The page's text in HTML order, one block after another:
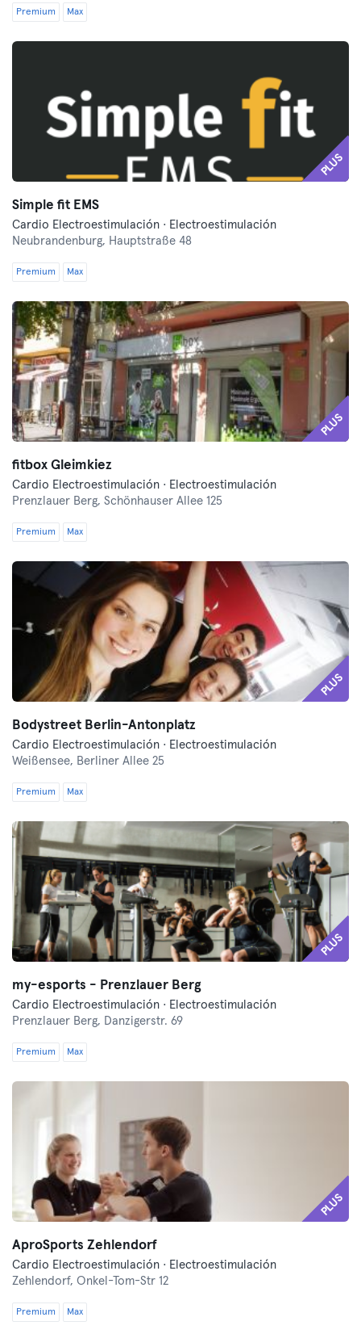
Premium Max
PLUS
Simple fit EMS
Cardio Electroestimulación · Electroestimulación
Neubrandenburg, Hauptstraße 48
Premium Max
PLUS
fitbox Gleimkiez
Cardio Electroestimulación · Electroestimulación
Prenzlauer Berg, Schönhauser Allee 125
Premium Max
PLUS
Bodystreet Berlin-Antonplatz
Cardio Electroestimulación · Electroestimulación
Weißensee, Berliner Allee 25
Premium Max
PLUS
my-esports - Prenzlauer Berg
Cardio Electroestimulación · Electroestimulación
Prenzlauer Berg, Danzigerstr. 69
Premium Max
PLUS
AproSports Zehlendorf
Cardio Electroestimulación · Electroestimulación
Zehlendorf, Onkel-Tom-Str 12
Premium Max